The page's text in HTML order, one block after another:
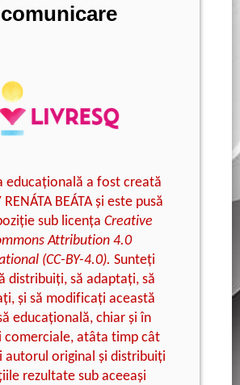
comunicare
educațională a fost creată
RENÁTA BEÁTA și este pusă
sub licența Creative
Attribution 4.0
(CC-BY-4.0). Sunteți
distribuiți, să adaptați, să
, și să modificați această
educațională, chiar și în
comerciale, atâta timp cât
autorul original și distribuiți
rezultate sub aceeași